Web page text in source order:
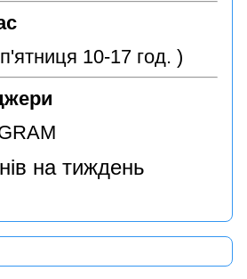
10-17 год. )
на тиждень